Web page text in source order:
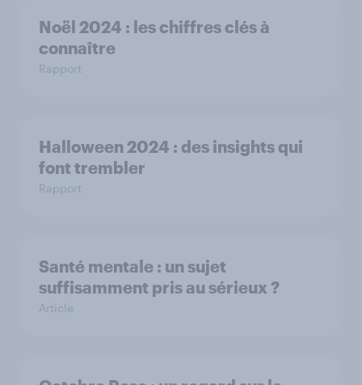
Noël 2024 : les chiffres clés à
connaître
Rapport
Halloween 2024 : des insights qui
font trembler
Rapport
Santé mentale : un sujet
suffisamment pris au sérieux ?
Article